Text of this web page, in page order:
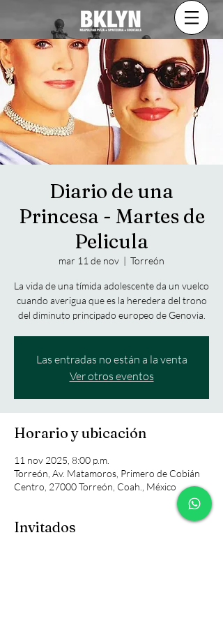
Diario de una
Princesa - Martes de
Pelicula
mar 11 de nov
  |
Torreón
La vida de una tímida adolescente da un vuelco
cuando averigua que es la heredera del trono
del diminuto principado europeo de Genovia.
Las entradas no están a la venta
Ver otros eventos
Horario y ubicación
11 nov 2025, 8:00 p.m.
Torreón, Av. Matamoros, Primero de Cobián
Centro, 27000 Torreón, Coah., México
Invitados